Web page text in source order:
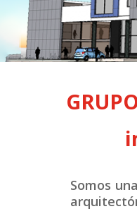
Somos